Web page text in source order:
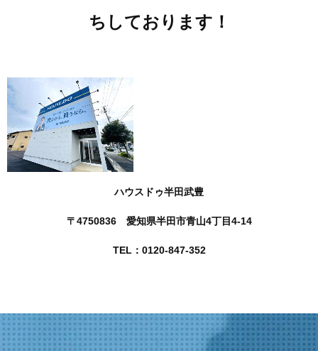
ちしております！
ハウスドゥ半田武豊
〒4750836 愛知県半田市青山4丁目4-14
TEL：0120-847-352